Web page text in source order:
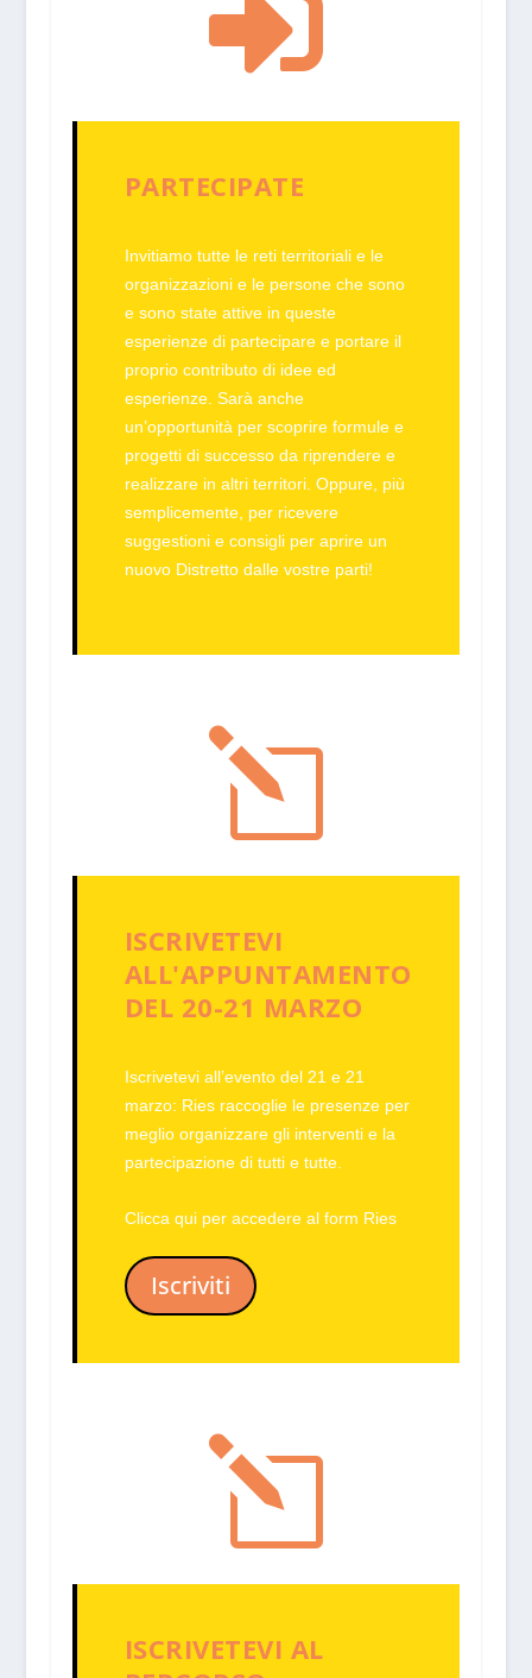

PARTECIPATE
Invitiamo tutte le reti territoriali e le
organizzazioni e le persone che sono
e sono state attive in queste
esperienze di partecipare e portare il
proprio contributo di idee ed
esperienze. Sarà anche
un’opportunità per scoprire formule e
progetti di successo da riprendere e
realizzare in altri territori. Oppure, più
semplicemente, per ricevere
suggestioni e consigli per aprire un
nuovo Distretto dalle vostre parti!
l
ISCRIVETEVI
ALL'APPUNTAMENTO
DEL 20-21 MARZO
Iscrivetevi all’evento del 21 e 21
marzo: Ries raccoglie le presenze per
meglio organizzare gli interventi e la
partecipazione di tutti e tutte.
Clicca qui per accedere al form Ries
Iscriviti
l
ISCRIVETEVI AL